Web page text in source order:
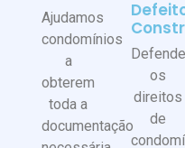
Ajudamos
condomínios
a
obterem
toda a
documentação
os
direitos
de